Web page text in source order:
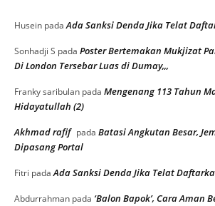
Husein padaAda Sanksi Denda Jika Telat
Sonhadji S pada Poster Bertemakan Mukjizat
Di London Tersebar Luas di Dumay,,,
Franky saribulan pada Mengenang 113 Tahun
Hidayatullah (2)
Akhmad rafif pada Batasi Angkutan Besar,
Dipasang Portal
Fitri padaAda Sanksi Denda Jika Telat
Abdurrahman pada ‘Balon Bapok’, Cara Aman